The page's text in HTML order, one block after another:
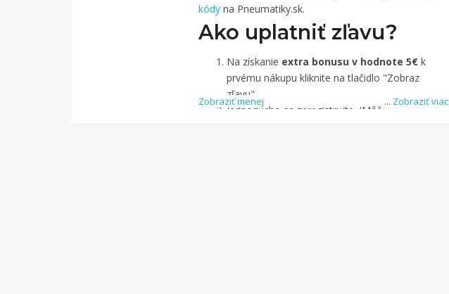
... Zobraziť viac
kódy na Pneumatiky.sk.
Ako uplatniť zľavu?
Na získanie extra bonusu v hodnote 5€ k
prvému nákupu kliknite na tlačidlo "Zobraz
zľavu".
Jednoducho sa zaregistrujte. (Môžete aj
Zobraziť menej